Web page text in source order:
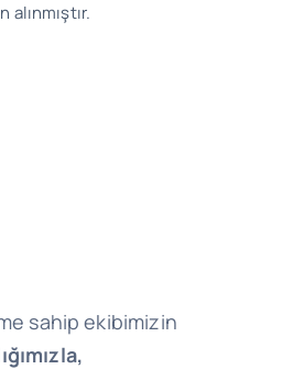
alınmıştır.
sahip ekibimizin